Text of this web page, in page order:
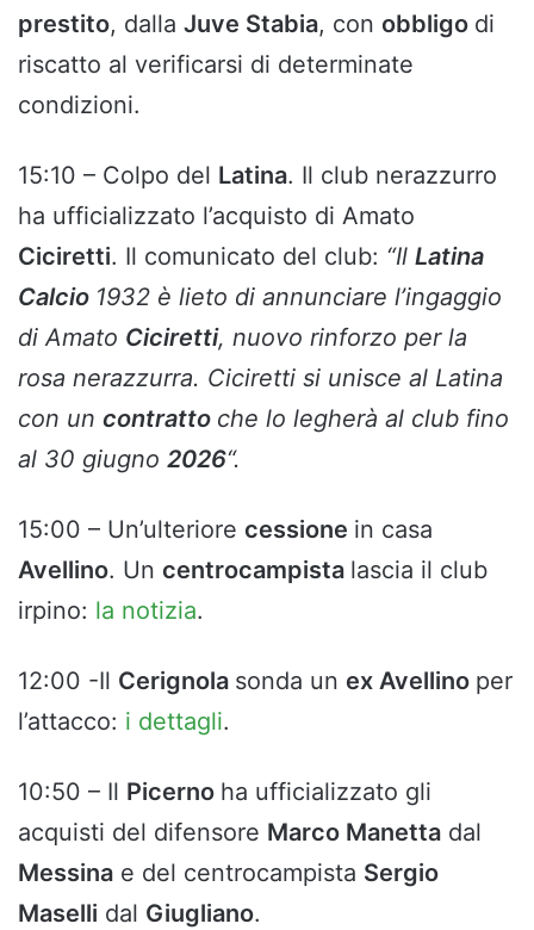
prestito, dalla Juve Stabia, con obbligo di
riscatto al verificarsi di determinate
condizioni.
15:10 – Colpo del Latina. Il club nerazzurro
ha ufficializzato l’acquisto di Amato
Ciciretti. Il comunicato del club: “Il Latina
Calcio 1932 è lieto di annunciare l’ingaggio
di Amato Ciciretti, nuovo rinforzo per la
rosa nerazzurra. Ciciretti si unisce al Latina
con un contratto che lo legherà al club fino
al 30 giugno 2026“.
15:00 – Un’ulteriore cessione in casa
Avellino. Un centrocampista lascia il club
irpino: la notizia.
12:00 -Il Cerignola sonda un ex Avellino per
l’attacco: i dettagli.
10:50 – Il Picerno ha ufficializzato gli
acquisti del difensore Marco Manetta dal
Messina e del centrocampista Sergio
Maselli dal Giugliano.